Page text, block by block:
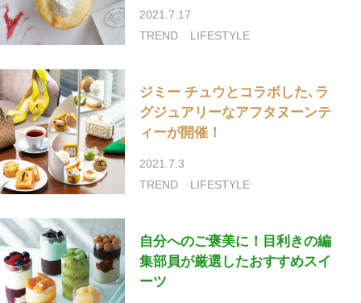
2021.7.17
TREND
LIFESTYLE
ジミー チュウとコラボした､ラ
グジュアリーなアフタヌーンテ
ィーが開催！
2021.7.3
TREND
LIFESTYLE
自分へのご褒美に！目利きの編
集部員が厳選したおすすめスイ
ーツ